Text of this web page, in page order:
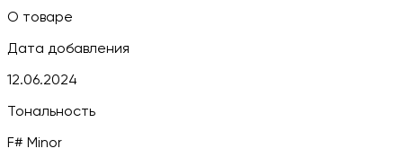
О товаре
Дата добавления
12.06.2024
Тональность
F# Minor